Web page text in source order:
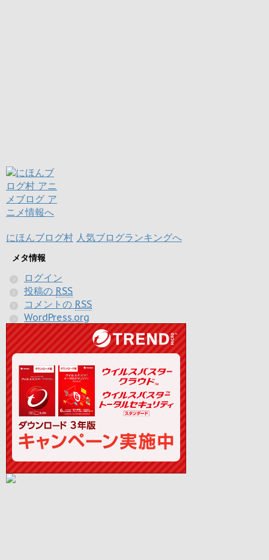
にほんブログ村 人気ブログランキングへ
メタ情報
ログイン
投稿の RSS
コメントの RSS
WordPress.org